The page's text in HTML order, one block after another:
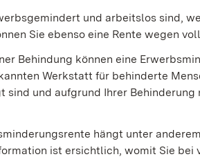
und arbeitslos sind,
Sie ebenso eine Rente wegen
Behindung können eine
Werkstatt für behinderte
sind und aufgrund Ihrer
hängt unter
ist ersichtlich, womit Sie